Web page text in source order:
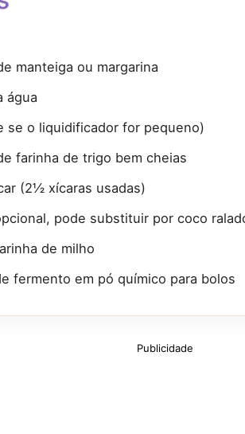
manteiga ou margarina
água
se o liquidificador for pequeno)
farinha de trigo bem cheias
(2½ xícaras usadas)
pode substituir por coco
de milho
fermento em pó químico para bolos
Publicidade